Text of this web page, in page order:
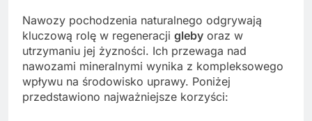
Nawozy pochodzenia naturalnego odgrywają
kluczową rolę w regeneracji gleby oraz w
utrzymaniu jej żyzności. Ich przewaga nad
nawozami mineralnymi wynika z kompleksowego
wpływu na środowisko uprawy. Poniżej
przedstawiono najważniejsze korzyści: